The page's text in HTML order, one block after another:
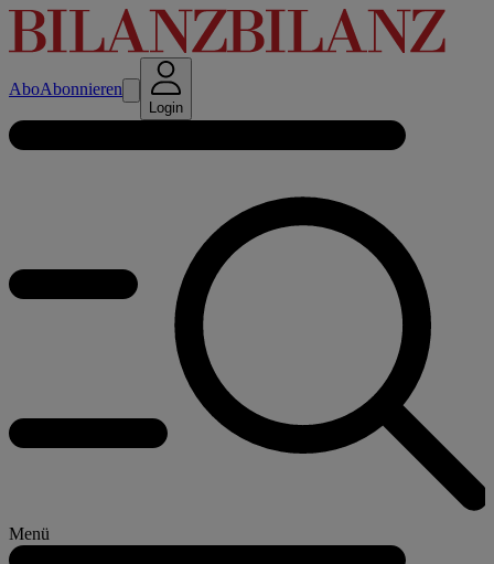
AboAbonnieren
Login
Menü